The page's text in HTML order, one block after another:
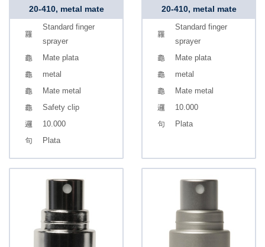
20-410, metal mate
Standard finger
sprayer
Mate plata
metal
Mate metal
Safety clip
10.000
Plata
20-410, metal mate
Standard finger
sprayer
Mate plata
metal
Mate metal
10.000
Plata